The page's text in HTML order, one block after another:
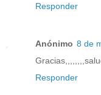
Responder
Anónimo 8 de
Responder